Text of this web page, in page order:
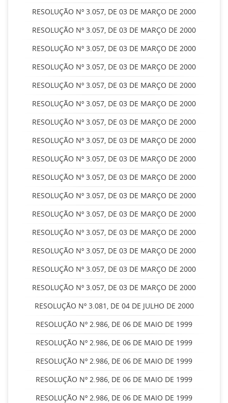
RESOLUÇÃO Nº 3.057, DE 03 DE MARÇO DE 2000
RESOLUÇÃO Nº 3.057, DE 03 DE MARÇO DE 2000
RESOLUÇÃO Nº 3.057, DE 03 DE MARÇO DE 2000
RESOLUÇÃO Nº 3.057, DE 03 DE MARÇO DE 2000
RESOLUÇÃO Nº 3.057, DE 03 DE MARÇO DE 2000
RESOLUÇÃO Nº 3.057, DE 03 DE MARÇO DE 2000
RESOLUÇÃO Nº 3.057, DE 03 DE MARÇO DE 2000
RESOLUÇÃO Nº 3.057, DE 03 DE MARÇO DE 2000
RESOLUÇÃO Nº 3.057, DE 03 DE MARÇO DE 2000
RESOLUÇÃO Nº 3.057, DE 03 DE MARÇO DE 2000
RESOLUÇÃO Nº 3.057, DE 03 DE MARÇO DE 2000
RESOLUÇÃO Nº 3.057, DE 03 DE MARÇO DE 2000
RESOLUÇÃO Nº 3.057, DE 03 DE MARÇO DE 2000
RESOLUÇÃO Nº 3.057, DE 03 DE MARÇO DE 2000
RESOLUÇÃO Nº 3.057, DE 03 DE MARÇO DE 2000
RESOLUÇÃO Nº 3.057, DE 03 DE MARÇO DE 2000
RESOLUÇÃO Nº 3.081, DE 04 DE JULHO DE 2000
RESOLUÇÃO Nº 2.986, DE 06 DE MAIO DE 1999
RESOLUÇÃO Nº 2.986, DE 06 DE MAIO DE 1999
RESOLUÇÃO Nº 2.986, DE 06 DE MAIO DE 1999
RESOLUÇÃO Nº 2.986, DE 06 DE MAIO DE 1999
RESOLUÇÃO Nº 2.986, DE 06 DE MAIO DE 1999